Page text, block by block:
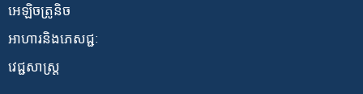
អេឡិចត្រូនិច
អាហារ​និង​ភេសជ្ជៈ
វេជ្ជសាស្ត្រ